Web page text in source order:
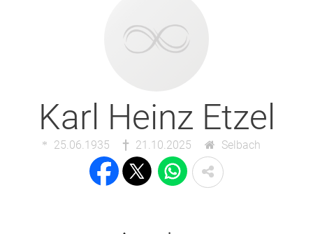
Karl Heinz Etzel
25.06.1935 21.10.2025 Selbach